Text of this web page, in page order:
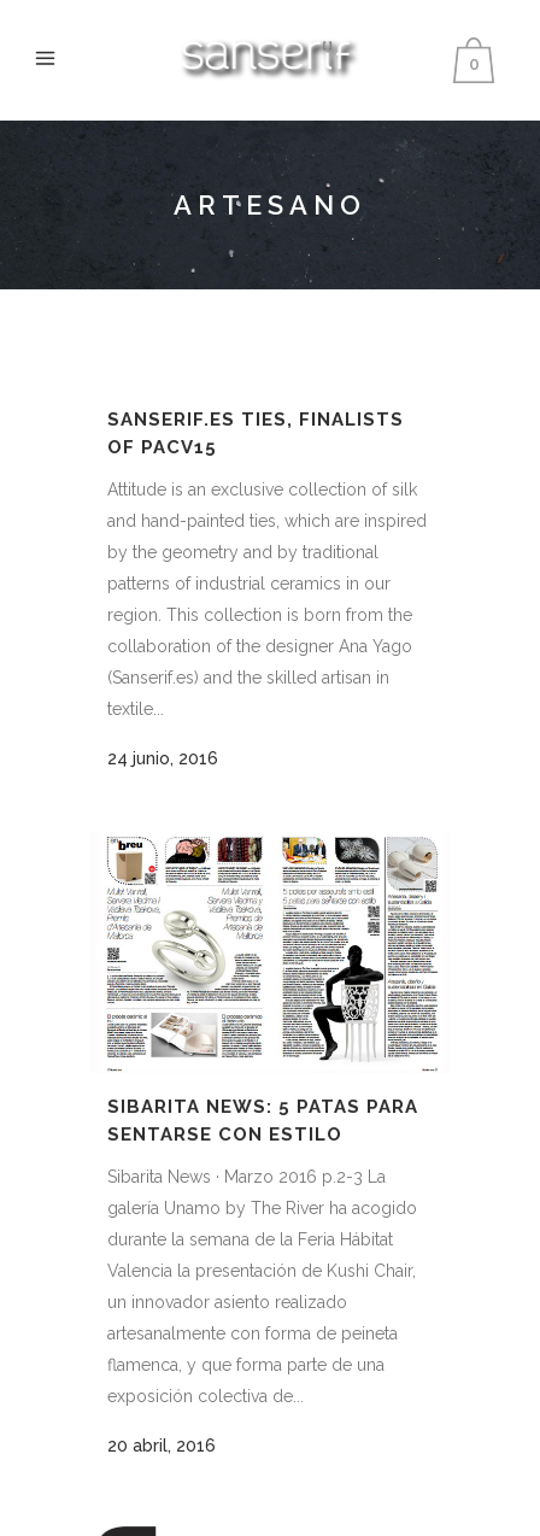
0
ARTESANO
SANSERIF.ES TIES, FINALISTS
OF PACV15
Attitude is an exclusive collection of silk
and hand-painted ties, which are inspired
by the geometry and by traditional
patterns of industrial ceramics in our
region. This collection is born from the
collaboration of the designer Ana Yago
(Sanserif.es) and the skilled artisan in
textile...
24 junio, 2016
SIBARITA NEWS: 5 PATAS PARA
SENTARSE CON ESTILO
Sibarita News · Marzo 2016 p.2-3 La
galería Unamo by The River ha acogido
durante la semana de la Feria Hábitat
Valencia la presentación de Kushi Chair,
un innovador asiento realizado
artesanalmente con forma de peineta
flamenca, y que forma parte de una
exposición colectiva de...
20 abril, 2016